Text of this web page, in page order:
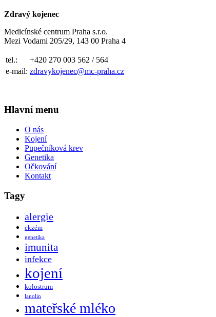
Zdravý kojenec
Medicínské centrum Praha s.r.o.
Mezi Vodami 205/29, 143 00 Praha 4
tel.:
+420 270 003 562 / 564
e-mail: zdravykojenec@mc-praha.cz
Hlavní menu
O nás
Kojení
Pupečníková krev
Genetika
Očkování
Kontakt
Tagy
alergie
ekzém
genetika
imunita
infekce
kojení
kolostrum
lanolin
mateřské mléko